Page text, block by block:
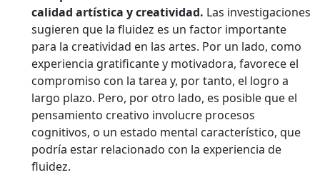
calidad artística y creatividad. Las investigaciones
sugieren que la fluidez es un factor importante
para la creatividad en las artes. Por un lado, como
experiencia gratificante y motivadora, favorece el
compromiso con la tarea y, por tanto, el logro a
largo plazo. Pero, por otro lado, es posible que el
pensamiento creativo involucre procesos
cognitivos, o un estado mental característico, que
podría estar relacionado con la experiencia de
fluidez.